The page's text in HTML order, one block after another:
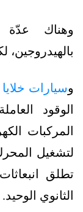
وهناك
بالهيدروجين،
وسيارات خلايا
الوقود
المركبات
لتشغيل
تطلق
الثانوي الوحيد.